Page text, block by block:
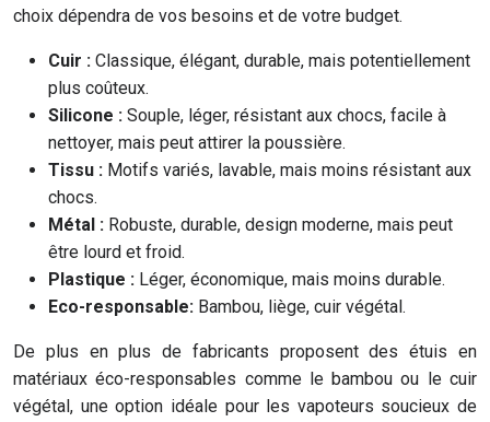
choix dépendra de vos besoins et de votre budget.
Cuir : Classique, élégant, durable, mais potentiellement
plus coûteux.
Silicone : Souple, léger, résistant aux chocs, facile à
nettoyer, mais peut attirer la poussière.
Tissu : Motifs variés, lavable, mais moins résistant aux
chocs.
Métal : Robuste, durable, design moderne, mais peut
être lourd et froid.
Plastique : Léger, économique, mais moins durable.
Eco-responsable: Bambou, liège, cuir végétal.
De plus en plus de fabricants proposent des étuis en
matériaux éco-responsables comme le bambou ou le cuir
végétal, une option idéale pour les vapoteurs soucieux de